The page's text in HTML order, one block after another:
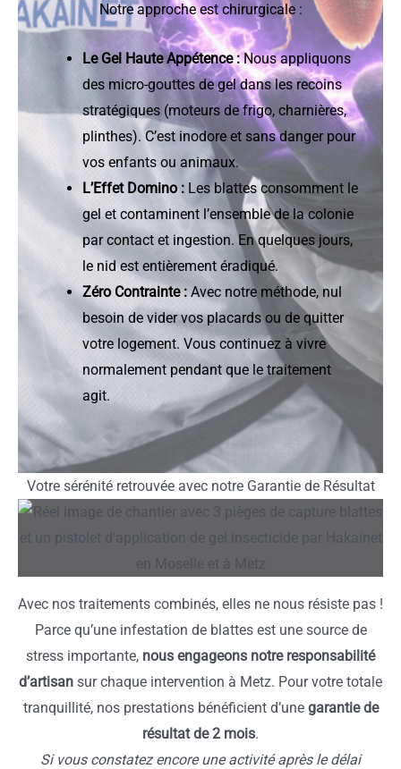
Notre approche est chirurgicale :
Le Gel Haute Appétence :Nous appliquons
des micro-gouttes de gel dans les recoins
stratégiques (moteurs de frigo, charnières,
plinthes). C’est inodore et sans danger pour
vos enfants ou animaux.
L’Effet Domino : Les blattes consomment le
gel et contaminent l’ensemble de la colonie
par contact et ingestion. En quelques jours,
le nid est entièrement éradiqué.
Zéro Contrainte :Avec notre méthode, nul
besoin de vider vos placards ou de quitter
votre logement. Vous continuez à vivre
normalement pendant que le traitement
agit.
Votre sérénité retrouvée avec notre Garantie de Résultat
Avec nos traitements combinés, elles ne nous résiste pas !
Parce qu’une infestation de blattes est une source de
stress importante, nous engageons notre responsabilité
d’artisan sur chaque intervention à Metz. Pour votre totale
tranquillité, nos prestations bénéficient d’une garantie de
résultat de 2 mois.
Si vous constatez encore une activité après le délai